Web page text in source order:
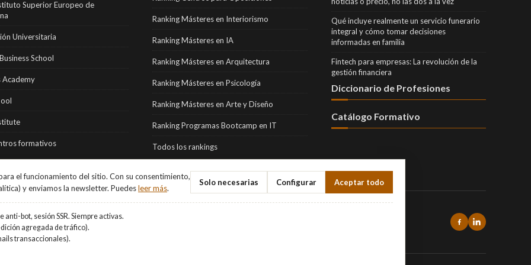
Superior Europeo de
Universitaria
School
Academy
formativos
Ranking Másteres en Interiorismo
Ranking Másteres en IA
Ranking Másteres en Arquitectura
Ranking Másteres en Psicología
Ranking Másteres en Arte y Diseño
Ranking Programas Bootcamp en IT
Todos los rankings
Qué incluye realmente un servicio funerario
integral y cómo tomar decisiones
informadas en familia
Fintech para empresas: La revolución de la
gestión financiera
Diccionario de Profesiones
Catálogo Formativo
el funcionamiento del sitio. Con su consentimiento,
y enviamos la newsletter. Puedesleer más.
Solo necesarias Configurar Aceptar todo
bot, sesión SSR. Siempre activas.
agregada de tráfico).
transaccionales).